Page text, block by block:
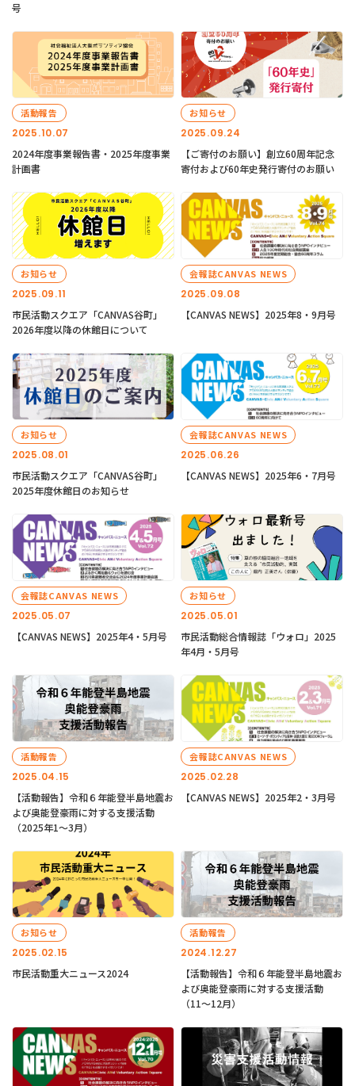
号
2025.10.07
活動報告
2024年度事業報告書・2025年度事業
計画書
2025.09.24
お知らせ
【ご寄付のお願い】創立60周年記念
寄付および60年史発行寄付のお願い
2025.09.11
お知らせ
市民活動スクエア「CANVAS谷町」
2026年度以降の休館日について
2025.09.08
会報誌CANVAS NEWS
【CANVAS NEWS】2025年8・9月号
2025.08.01
お知らせ
市民活動スクエア「CANVAS谷町」
2025年度休館日のお知らせ
2025.06.26
会報誌CANVAS NEWS
【CANVAS NEWS】2025年6・7月号
2025.05.07
会報誌CANVAS NEWS
【CANVAS NEWS】2025年4・5月号
2025.05.01
お知らせ
市民活動総合情報誌「ウォロ」2025
年4月・5月号
2025.04.15
活動報告
【活動報告】令和６年能登半島地震お
よび奥能登豪雨に対する支援活動
（2025年1〜3月）
2025.02.28
会報誌CANVAS NEWS
【CANVAS NEWS】2025年2・3月号
2025.02.15
お知らせ
市民活動重大ニュース2024
2024.12.27
活動報告
【活動報告】令和６年能登半島地震お
よび奥能登豪雨に対する支援活動
（11〜12月）